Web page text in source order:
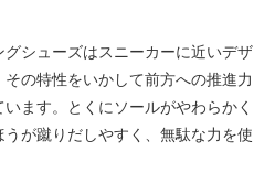
シューズはスニーカーに近いデザ
の特性をいかして前方への推進力
ます。とくにソールがやわらかく
が蹴りだしやすく、無駄な力を使